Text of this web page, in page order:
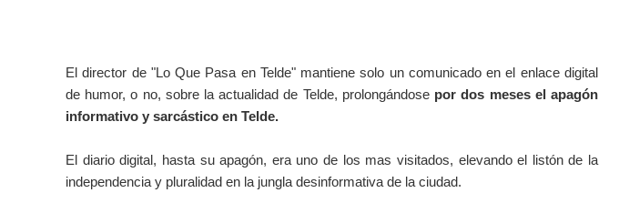
El director de "Lo Que Pasa en Telde" mantiene solo un comunicado en el enlace digital
de humor, o no, sobre la actualidad de Telde, prolongándosepor dos meses el apagón
informativo y sarcástico en Telde.
El diario digital, hasta su apagón, era uno de los mas visitados, elevando el listón de la
independencia y pluralidad en la jungla desinformativa de la ciudad.